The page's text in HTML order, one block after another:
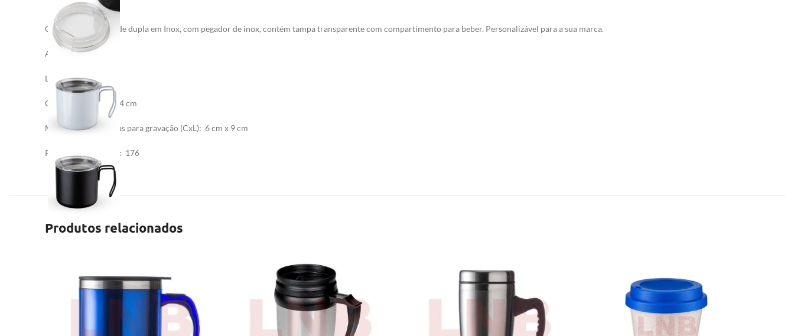
Caneca 350 ml parede dupla em Inox, com pegador de inox, contém tampa transparente com compartimento para beber. Personalizável para a sua marca.
Altura : 8,7 cm
Largura: 12,5 ccm
Circunferência : 27,4 cm
Medidas aproximadas para gravação (CxL): 6 cm x 9 cm
Peso aproximado (g): 176
Produtos relacionados